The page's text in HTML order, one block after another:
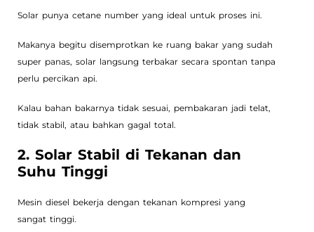
Solar punya cetane number yang ideal untuk proses ini.
Makanya begitu disemprotkan ke ruang bakar yang sudah
super panas, solar langsung terbakar secara spontan tanpa
perlu percikan api.
Kalau bahan bakarnya tidak sesuai, pembakaran jadi telat,
tidak stabil, atau bahkan gagal total.
2. Solar Stabil di Tekanan dan
Suhu Tinggi
Mesin diesel bekerja dengan tekanan kompresi yang
sangat tinggi.